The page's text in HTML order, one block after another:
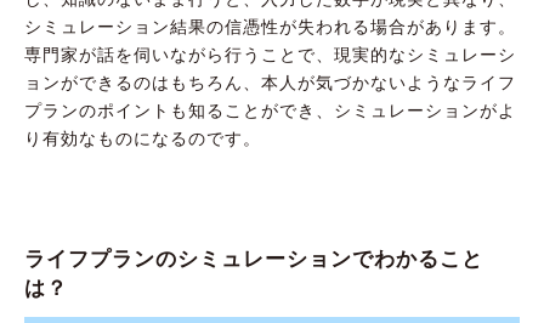
シミュレーション結果の信憑性が失われる場合があります。
専門家が話を伺いながら行うことで、現実的なシミュレーシ
ョンができるのはもちろん、本人が気づかないようなライフ
プランのポイントも知ることができ、シミュレーションがよ
り有効なものになるのです。
ライフプランのシミュレーションでわかること
は？